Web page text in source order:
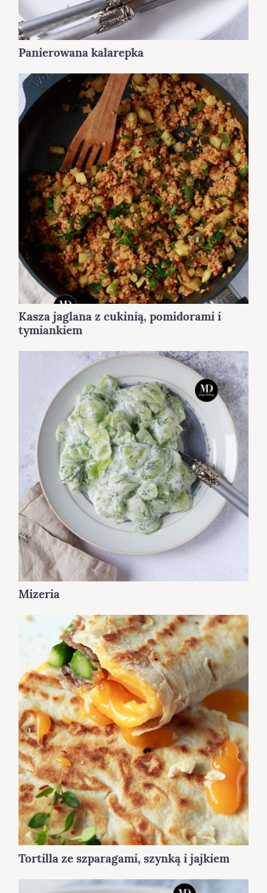
Panierowana kalarepka
Kasza jaglana z cukinią, pomidorami i
tymiankiem
Mizeria
Tortilla ze szparagami, szynką i jajkiem